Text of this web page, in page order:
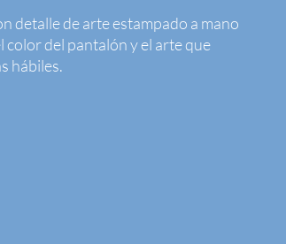
detalle de arte estampado a mano
color del pantalón y el arte que
hábiles.